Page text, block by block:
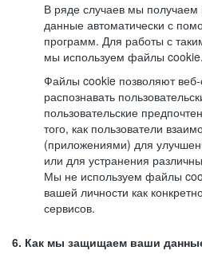
В ряде случаев мы
данные автоматически с
программ. Для работы с
мы используем файлы cookie.
Файлы cookie позволяют
распознавать
пользовательские
того, как пользователи
(приложениями) для
или для устранения
Мы не используем файлы
вашей личности как
сервисов.
6. Как мы защищаем ваши